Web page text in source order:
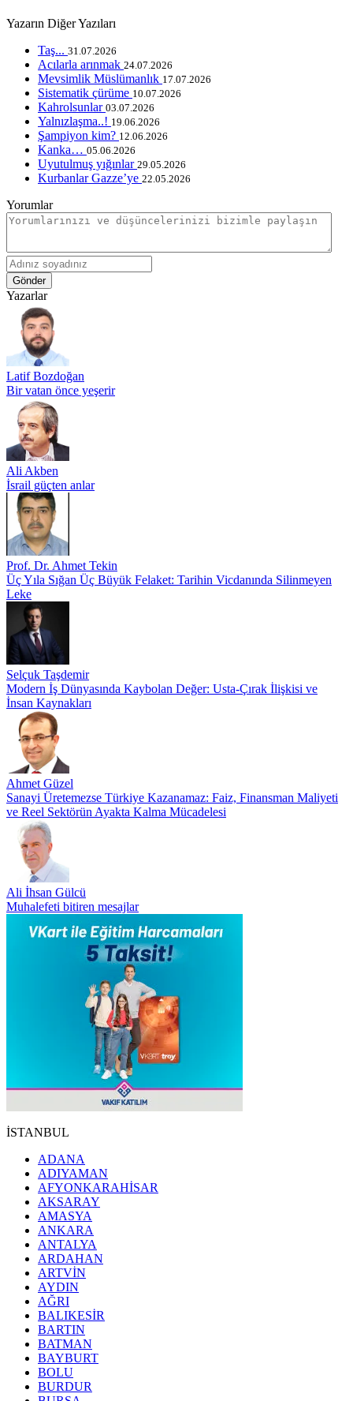
Yazarın Diğer Yazıları
Taş... 31.07.2026
Acılarla arınmak 24.07.2026
Mevsimlik Müslümanlık 17.07.2026
Sistematik çürüme 10.07.2026
Kahrolsunlar 03.07.2026
Yalnızlaşma..! 19.06.2026
Şampiyon kim? 12.06.2026
Kanka… 05.06.2026
Uyutulmuş yığınlar 29.05.2026
Kurbanlar Gazze’ye 22.05.2026
Yorumlar
Gönder
Yazarlar
Latif Bozdoğan
Bir vatan önce yeşerir
Ali Akben
İsrail güçten anlar
Prof. Dr. Ahmet Tekin
Üç Yıla Sığan Üç Büyük Felaket: Tarihin Vicdanında Silinmeyen
Leke
Selçuk Taşdemir
Modern İş Dünyasında Kaybolan Değer: Usta-Çırak İlişkisi ve
İnsan Kaynakları
Ahmet Güzel
Sanayi Üretemezse Türkiye Kazanamaz: Faiz, Finansman Maliyeti
ve Reel Sektörün Ayakta Kalma Mücadelesi
Ali İhsan Gülcü
Muhalefeti bitiren mesajlar
İSTANBUL
ADANA
ADIYAMAN
AFYONKARAHİSAR
AKSARAY
AMASYA
ANKARA
ANTALYA
ARDAHAN
ARTVİN
AYDIN
AĞRI
BALIKESİR
BARTIN
BATMAN
BAYBURT
BOLU
BURDUR